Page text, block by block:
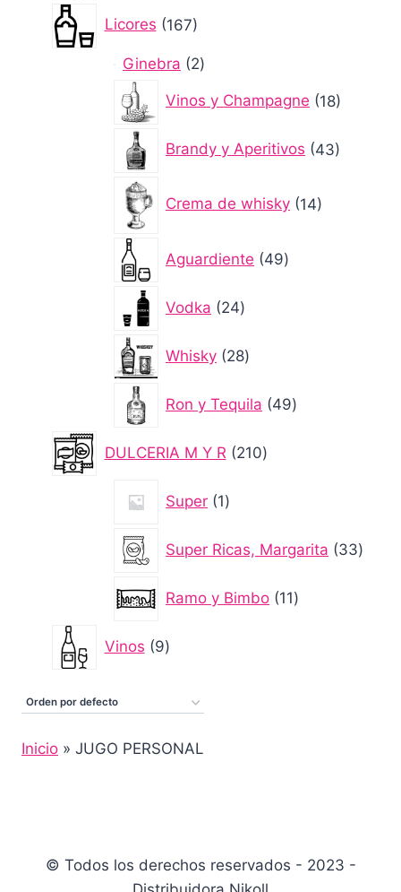
Licores
167
167
productos
Ginebra
22
Vinos y Champagne 18
18
Brandy y Aperitivos
43
43
Crema de whisky 14productos
Aguardiente 49
productos
Vodka
24
productos
Whisky 28
productos
Ron y Tequila
49
productos
DULCERIA M Y R 210
productos
Super 1
producto
Super Ricas, Margarita
33
Ramo y Bimbo 11
productos
Vinos 9
productos
Inicio » JUGO PERSONAL
© Todos los derechos reservados - 2023 -